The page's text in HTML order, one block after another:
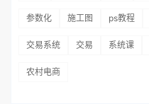
参数化 施工图 ps教程
交易系统 交易 系统课
农村电商